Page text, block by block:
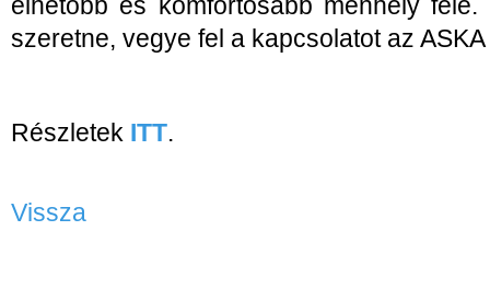
élhetőbb és komfortosabb menhely
szeretne, vegye fel a kapcsolatot az
Részletek ITT.
Vissza